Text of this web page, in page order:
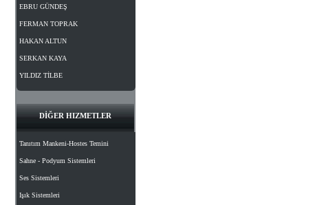
EBRU GÜNDEŞ
FERMAN TOPRAK
HAKAN ALTUN
SERKAN KAYA
YILDIZ TİLBE
DİĞER HIZMETLER
Tanıtım Mankeni-Hostes Temini
Sahne - Podyum Sistemleri
Ses Sistemleri
Işık Sistemleri